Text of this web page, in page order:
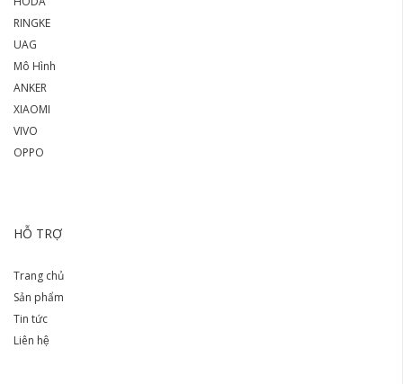
RINGKE
UAG
Mô Hình
ANKER
XIAOMI
VIVO
OPPO
HỖ TRỢ
Trang chủ
Sản phẩm
Tin tức
Liên hệ